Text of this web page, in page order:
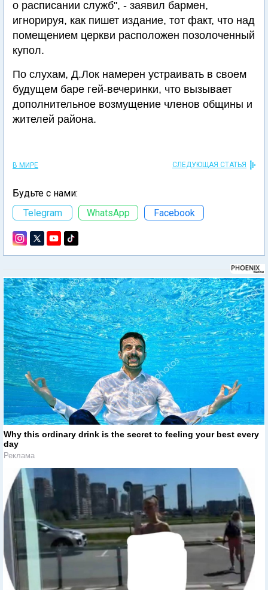
о расписании служб", - заявил бармен,
игнорируя, как пишет издание, тот факт, что над
помещением церкви расположен позолоченный
купол.
По слухам, Д.Лок намерен устраивать в своем
будущем баре гей-вечеринки, что вызывает
дополнительное возмущение членов общины и
жителей района.
В МИРЕ СЛЕДУЮЩАЯ СТАТЬЯ
Будьте с нами:
Telegram
WhatsApp Facebook
Why this ordinary drink is the secret to feeling your best every
day
Реклама